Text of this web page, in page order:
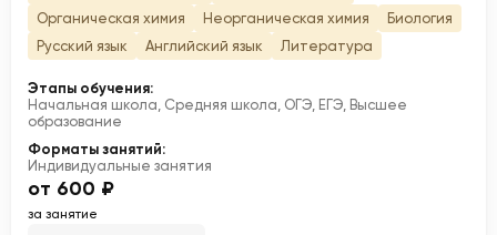
Органическая химия
Неорганическая химия
Биология
Русский язык
Английский язык Литература
Этапы обучения:
Начальная школа, Средняя школа, ОГЭ, ЕГЭ, Высшее
образование
Форматы занятий:
Индивидуальные занятия
от 600 ₽
за занятие